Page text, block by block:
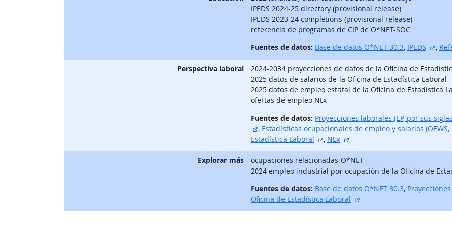
IPEDS 2024-25 directory (provisional release)
IPEDS 2023-24 completions (provisional release)
referencia de programas de CIP de O*NET-SOC
Fuentes de datos: Base de datos O*NET 30.3, IPEDS sitio
,
Perspectiva laboral
2024-2034 proyecciones de datos de la Oficina de
2025 datos de salarios de la Oficina de Estadística Laboral
2025 datos de empleo estatal de la Oficina de Estadística
ofertas de empleo NLx
Fuentes de datos: Proyecciones laborales (EP, por sus
sitio externo
, Estadísticas ocupacionales de empleo y salarios
Estadística Laboral
sitio externo
, NLx
Explorar más
ocupaciones relacionadas O*NET
2024 empleo industrial por ocupación de la Oficina de
Fuentes de datos: Base de datos O*NET 30.3,
Oficina de Estadística Laboral
sitio externo